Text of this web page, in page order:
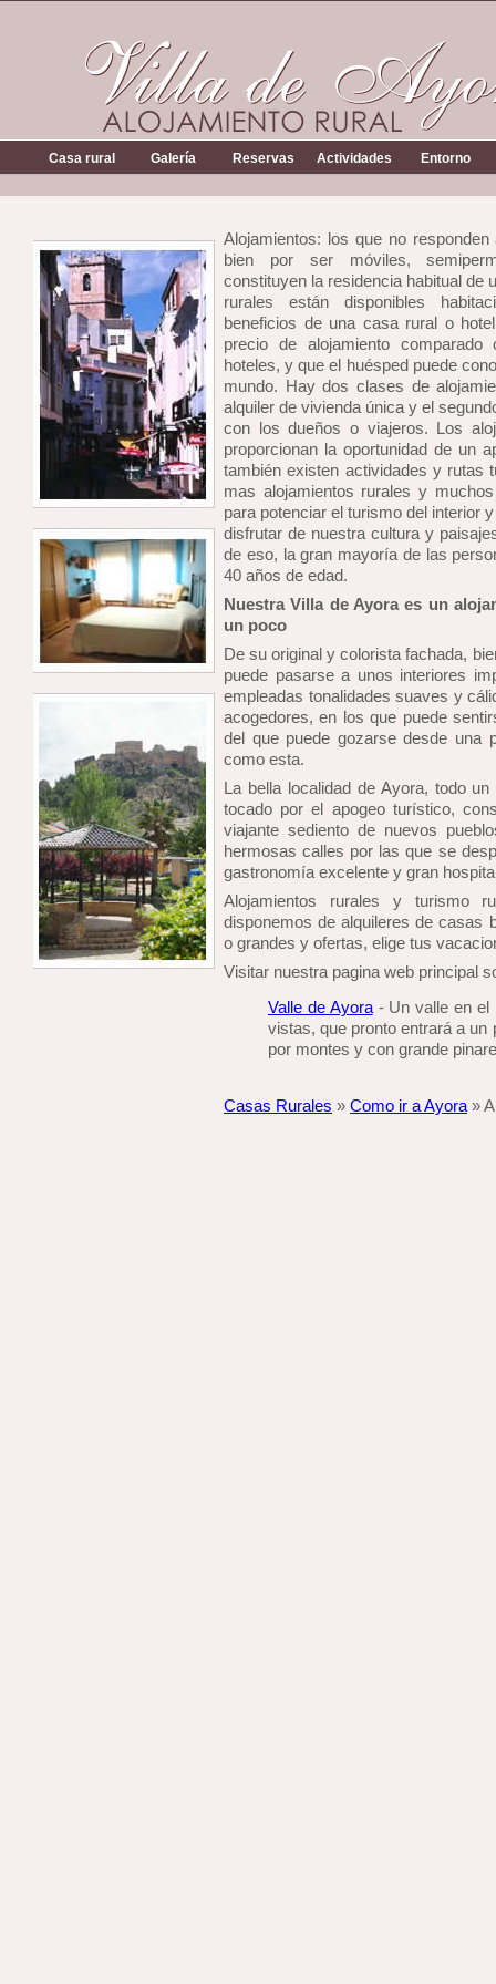
Casa rural Galería Reservas Actividades Entorno
Alojamientos: los que no
bien por ser móviles,
constituyen la residencia habitual de
rurales están disponibles
beneficios de una casa rural o
precio de alojamiento
hoteles, y que el huésped puede
mundo. Hay dos clases de
alquiler de vivienda única y el
con los dueños o viajeros. Los
proporcionan la oportunidad de un
también existen actividades y rutas
mas alojamientos rurales y
para potenciar el turismo del interior
disfrutar de nuestra cultura y
de eso, la gran mayoría de las
40 años de edad.
Nuestra Villa de Ayora es un
un poco
De su original y colorista fachada,
puede pasarse a unos interiores
empleadas tonalidades suaves y
acogedores, en los que puede
del que puede gozarse desde una
como esta.
La bella localidad de Ayora, todo
tocado por el apogeo turístico,
viajante sediento de nuevos
hermosas calles por las que se
gastronomía excelente y gran
Alojamientos rurales y turismo
disponemos de alquileres de casas
o grandes y ofertas, elige tus
Visitar nuestra pagina web principal
Valle de Ayora- Un valle en el
vistas, que pronto entrará a
por montes y con grande
Casas Rurales » Como ir a Ayora »